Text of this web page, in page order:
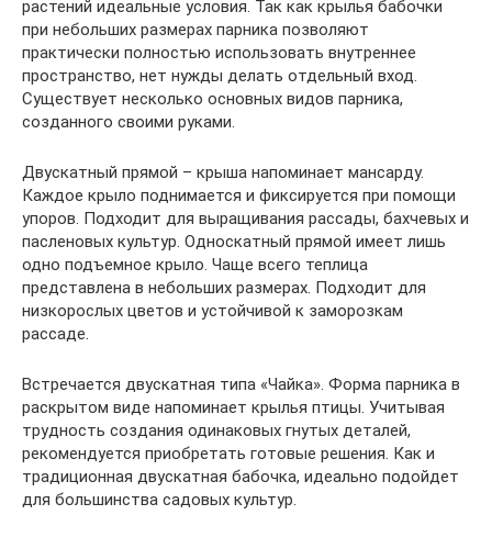
растений идеальные условия. Так как крылья бабочки
при небольших размерах парника позволяют
практически полностью использовать внутреннее
пространство, нет нужды делать отдельный вход.
Существует несколько основных видов парника,
созданного своими руками.
Двускатный прямой – крыша напоминает мансарду.
Каждое крыло поднимается и фиксируется при помощи
упоров. Подходит для выращивания рассады, бахчевых и
пасленовых культур. Односкатный прямой имеет лишь
одно подъемное крыло. Чаще всего теплица
представлена в небольших размерах. Подходит для
низкорослых цветов и устойчивой к заморозкам
рассаде.
Встречается двускатная типа «Чайка». Форма парника в
раскрытом виде напоминает крылья птицы. Учитывая
трудность создания одинаковых гнутых деталей,
рекомендуется приобретать готовые решения. Как и
традиционная двускатная бабочка, идеально подойдет
для большинства садовых культур.